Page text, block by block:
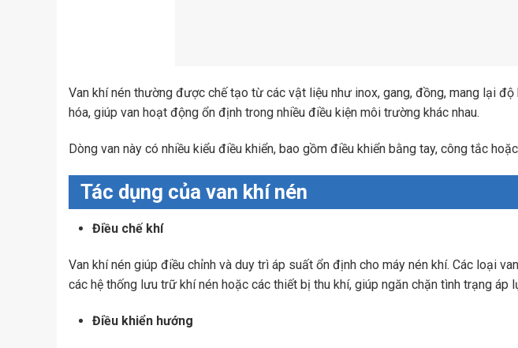
Van khí nén thường được chế tạo từ các vật liệu như inox, gang, đồng, mang lại
hóa, giúp van hoạt động ổn định trong nhiều điều kiện môi trường khác nhau.
Dòng van này có nhiều kiểu điều khiển, bao gồm điều khiển bằng tay, công tắc
Tác dụng của van khí nén
Điều chế khí
Van khí nén giúp điều chỉnh và duy trì áp suất ổn định cho máy nén khí. Các loại
các hệ thống lưu trữ khí nén hoặc các thiết bị thu khí, giúp ngăn chặn tình trạng áp
Điều khiển hướng